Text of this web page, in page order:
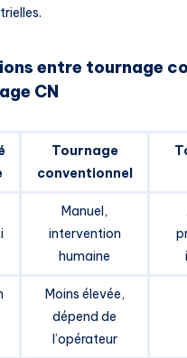
entre tournage
CN
Tournage
conventionnel
Manuel,
intervention
humaine
Moins élevée,
dépend de
l’opérateur